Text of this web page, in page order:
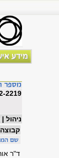
2219
ניהול
קבוצה 02
ד"ר